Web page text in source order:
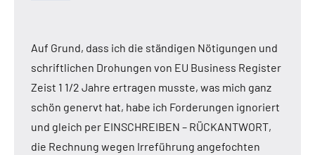
Auf Grund, dass ich die ständigen Nötigungen und
schriftlichen Drohungen von EU Business Register
Zeist 1 1/2 Jahre ertragen musste, was mich ganz
schön genervt hat, habe ich Forderungen ignoriert
und gleich per EINSCHREIBEN – RÜCKANTWORT,
die Rechnung wegen Irreführung angefochten